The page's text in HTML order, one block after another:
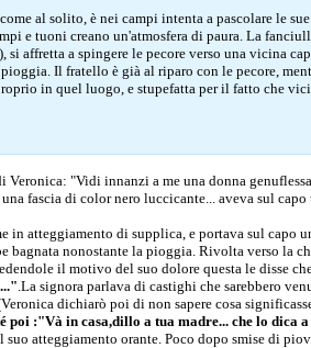
al solito, è nei campi intenta a pascolare le
e tuoni creano un'atmosfera di paura. La
affretta a spingere le pecore verso una vicina
Il fratello è già al riparo con le pecore,
in quel luogo, e stupefatta per il fatto che
Veronica: "Vidi innanzi a me una donna
fascia di color nero luccicante... aveva sul
in atteggiamento di supplica, e portava sul capo
bagnata nonostante la pioggia. Rivolta verso la
il motivo del suo dolore questa le disse
.La signora parlava di castighi che sarebbero
dichiarò poi di non sapere cosa
poi :"Và in casa,dillo a tua madre... che lo dica
suo atteggiamento orante. Poco dopo smise di